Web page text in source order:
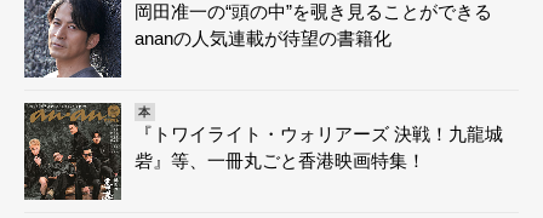
岡田准一の“頭の中”を覗き見ることができる
ananの人気連載が待望の書籍化
本
『トワイライト・ウォリアーズ 決戦！九龍城
砦』等、一冊丸ごと香港映画特集！